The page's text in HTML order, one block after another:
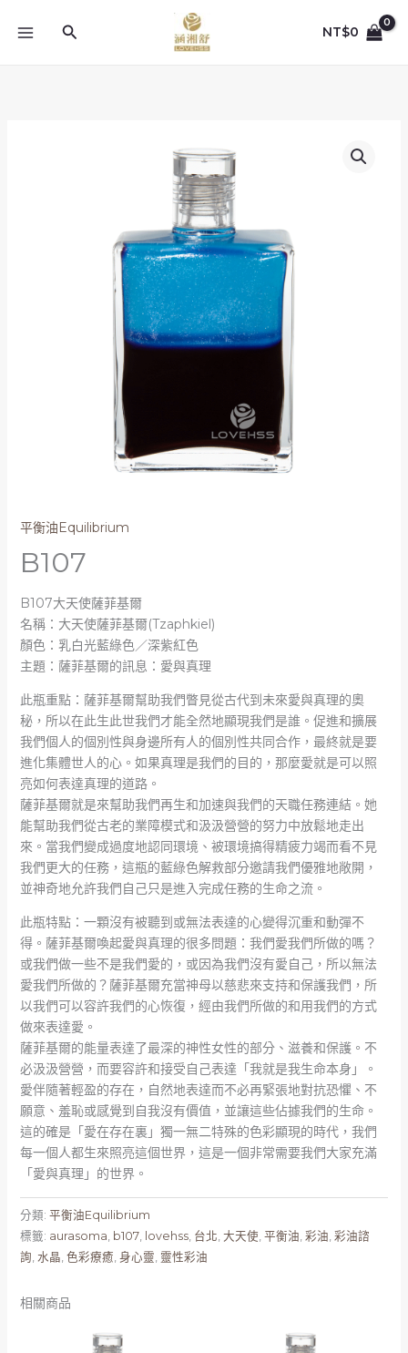
搜
NT$0
平衡油Equilibrium
B107
B107大天使薩菲基爾
名稱：大天使薩菲基爾(Tzaphkiel)
顏色：乳白光藍綠色／深紫紅色
主題：薩菲基爾的訊息：愛與真理
此瓶重點：薩菲基爾幫助我們瞥見從古代到未來愛與真理的奧
秘，所以在此生此世我們才能全然地顯現我們是誰。促進和擴展
我們個人的個別性與身邊所有人的個別性共同合作，最終就是要
進化集體世人的心。如果真理是我們的目的，那麼愛就是可以照
亮如何表達真理的道路。
薩菲基爾就是來幫助我們再生和加速與我們的天職任務連結。她
能幫助我們從古老的業障模式和汲汲營營的努力中放鬆地走出
來。當我們變成過度地認同環境、被環境搞得精疲力竭而看不見
我們更大的任務，這瓶的藍綠色解救部分邀請我們優雅地敞開，
並神奇地允許我們自己只是進入完成任務的生命之流。
此瓶特點：一顆沒有被聽到或無法表達的心變得沉重和動彈不
得。薩菲基爾喚起愛與真理的很多問題：我們愛我們所做的嗎？
或我們做一些不是我們愛的，或因為我們沒有愛自己，所以無法
愛我們所做的？薩菲基爾充當神母以慈悲來支持和保護我們，所
以我們可以容許我們的心恢復，經由我們所做的和用我們的方式
做來表達愛。
薩菲基爾的能量表達了最深的神性女性的部分、滋養和保護。不
必汲汲營營，而要容許和接受自己表達「我就是我生命本身」。
愛伴隨著輕盈的存在，自然地表達而不必再緊張地對抗恐懼、不
願意、羞恥或感覺到自我沒有價值，並讓這些佔據我們的生命。
這的確是「愛在存在裏」獨一無二特殊的色彩顯現的時代，我們
每一個人都生來照亮這個世界，這是一個非常需要我們大家充滿
「愛與真理」的世界。
分類: 平衡油Equilibrium
標籤: aurasoma b107, lovehss, 台北 大天使 平衡油 彩油 彩油諮
詢 水晶 色彩療癒 身心靈 靈性彩油
相關商品